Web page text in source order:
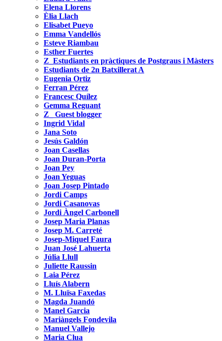
Elena Llorens
Èlia Llach
Elisabet Pueyo
Emma Vandellós
Esteve Riambau
Esther Fuertes
Z_Estudiants en pràctiques de Postgraus i Màsters
Estudiants de 2n Batxillerat A
Eugenia Ortiz
Ferran Pérez
Francesc Quílez
Gemma Reguant
Z_ Guest blogger
Ingrid Vidal
Jana Soto
Jesús Galdón
Joan Casellas
Joan Duran-Porta
Joan Pey
Joan Yeguas
Joan Josep Pintado
Jordi Camps
Jordi Casanovas
Jordi Àngel Carbonell
Josep Maria Planas
Josep M. Carreté
Josep-Miquel Faura
Juan José Lahuerta
Júlia Llull
Juliette Raussin
Laia Pérez
Lluís Alabern
M. Lluïsa Faxedas
Magda Juandó
Manel Garcia
Mariàngels Fondevila
Manuel Vallejo
Maria Clua